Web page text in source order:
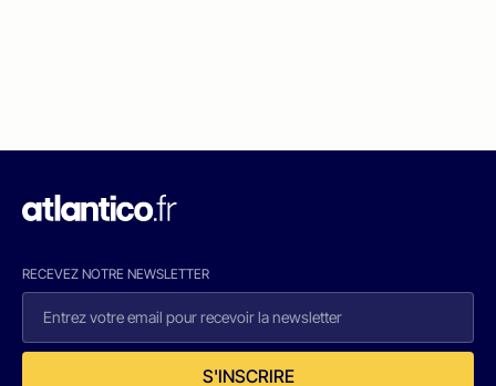
RECEVEZ NOTRE NEWSLETTER
S'INSCRIRE